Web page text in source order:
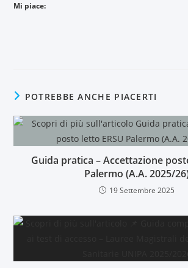
Mi piace:
POTREBBE ANCHE PIACERTI
Guida pratica – Accettazione
Palermo (A.A. 2025/
19 Settembre 2025